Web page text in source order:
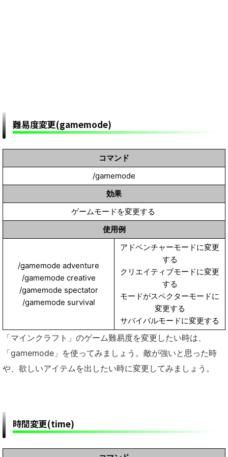
難易度変更(gamemode)
コマンド
/gamemode
効果
ゲームモードを変更する
使用例
/gamemode adventure
/gamemode creative
/gamemode spectator
/gamemode survival
アドベンチャーモードに変更
する
クリエイティブモードに変更
する
モードがスペクターモードに
変更する
サバイバルモードに変更する
「マインクラフト」のゲーム難易度を変更したい時は、
「gamemode」を使ってみましょう。敵が強いと思った時
や、欲しいアイテムを出したい時に変更してみましょう。
時間変更(time)